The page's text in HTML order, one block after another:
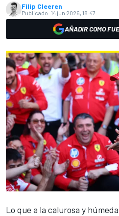
Filip Cleeren
Publicado: 14 jun 2026, 18:47
AÑADIR COMO
Lo que a la calurosa y